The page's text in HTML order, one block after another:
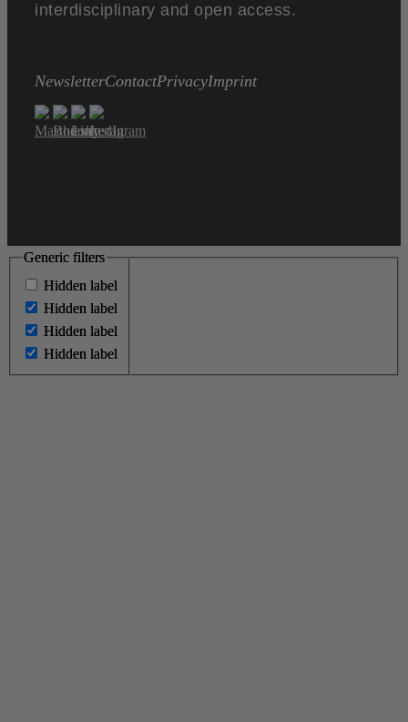
interdisciplinary and open access.
NewsletterContactPrivacyImprint
Generic filters
Hidden label
Hidden label
Hidden label
Hidden label
Generic filters
Hidden label
Hidden label
Hidden label
Hidden label